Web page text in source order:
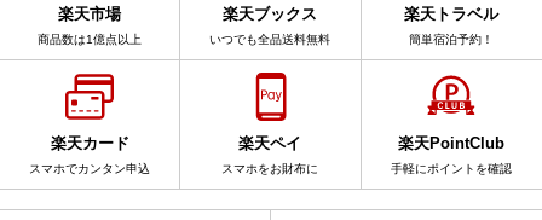
楽天市場
商品数は1億点以上
楽天ブックス
いつでも全品送料無料
楽天トラベル
簡単宿泊予約！
楽天カード
スマホでカンタン申込
楽天ペイ
スマホをお財布に
楽天PointClub
手軽にポイントを確認